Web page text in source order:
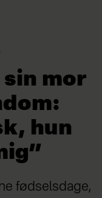
mor
hun
fødselsdage,